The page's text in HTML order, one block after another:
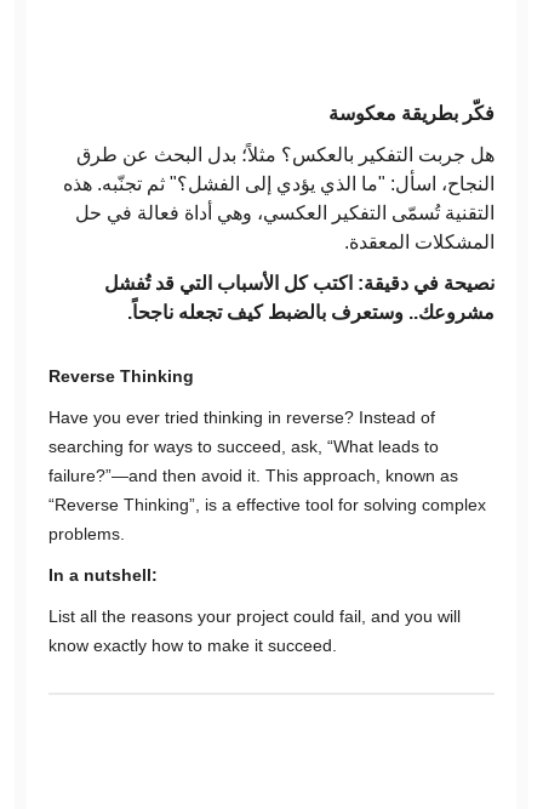
فكّر بطريقة معكوسة
هل جربت التفكير بالعكس؟ مثلاً؛ بدل البحث عن طرق
النجاح، اسأل: "ما الذي يؤدي إلى الفشل؟" ثم تجنّبه. هذه
التقنية تُسمّى التفكير العكسي، وهي أداة فعالة في حل
المشكلات المعقدة.
نصيحة في دقيقة: اكتب كل الأسباب التي قد تُفشل
مشروعك.. وستعرف بالضبط كيف تجعله ناجحاً.
Reverse Thinking
Have you ever tried thinking in reverse? Instead of
searching for ways to succeed, ask, “What leads to
failure?”—and then avoid it. This approach, known as
“Reverse Thinking”, is a effective tool for solving complex
problems.
In a nutshell:
List all the reasons your project could fail, and you will
know exactly how to make it succeed.